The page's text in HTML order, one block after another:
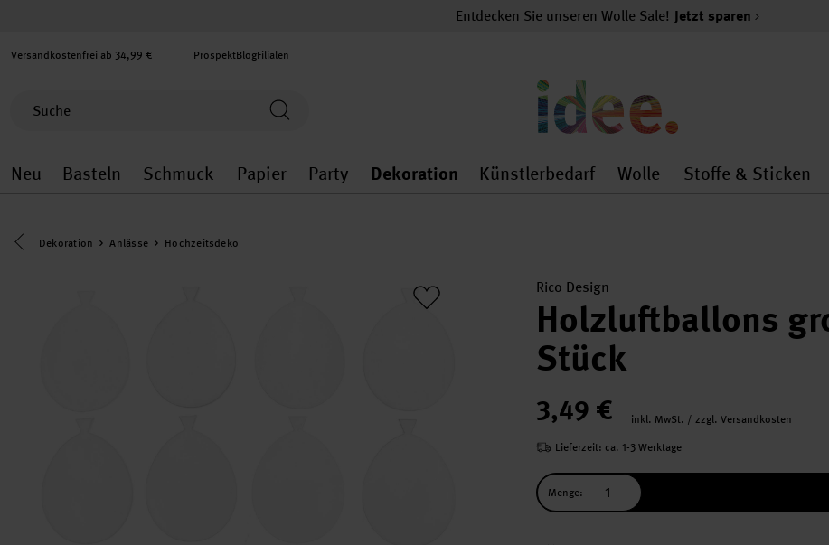
Entdecken Sie unseren Wolle Sale! Jetzt sparen
Versandkostenfrei ab 34,99 € ProspektBlogFilialen
Neu
Neu general.openMenu
Basteln
Basteln general.openMenu
Schmuck
Schmuck general.openMenu
Papier
Papier general.openMenu
Party
Party general.openMenu
Dekoration
Dekoration general.openMenu
Künstlerbedarf
Künstlerbedarf
Wolle
Wolle
Stoffe & Sticken
Eine Kategorie zurück navigieren
Dekoration Anlässe Hochzeitsdeko
Rico Design
Holzluftballons
Stück
3,49 €
inkl. MwSt. / zzgl. Versandkosten
Lieferzeit: ca. 1-3 Werktage
Menge: